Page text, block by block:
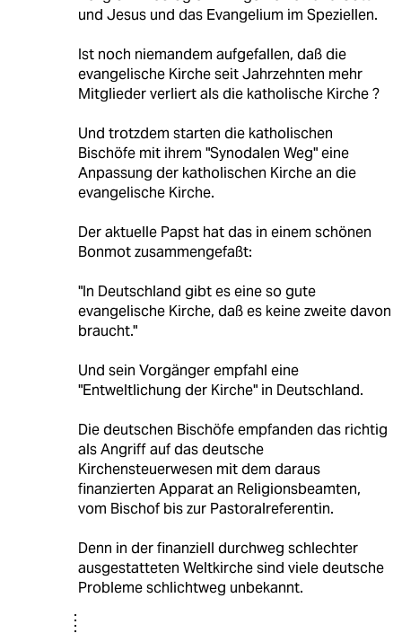
und Jesus und das Evangelium im Speziellen.
Ist noch niemandem aufgefallen, daß die
evangelische Kirche seit Jahrzehnten mehr
Mitglieder verliert als die katholische Kirche ?
Und trotzdem starten die katholischen
Bischöfe mit ihrem "Synodalen Weg" eine
Anpassung der katholischen Kirche an die
evangelische Kirche.
Der aktuelle Papst hat das in einem schönen
Bonmot zusammengefaßt:
"In Deutschland gibt es eine so gute
evangelische Kirche, daß es keine zweite davon
braucht."
Und sein Vorgänger empfahl eine
"Entweltlichung der Kirche" in Deutschland.
Die deutschen Bischöfe empfanden das richtig
als Angriff auf das deutsche
Kirchensteuerwesen mit dem daraus
finanzierten Apparat an Religionsbeamten,
vom Bischof bis zur Pastoralreferentin.
Denn in der finanziell durchweg schlechter
ausgestatteten Weltkirche sind viele deutsche
Probleme schlichtweg unbekannt.